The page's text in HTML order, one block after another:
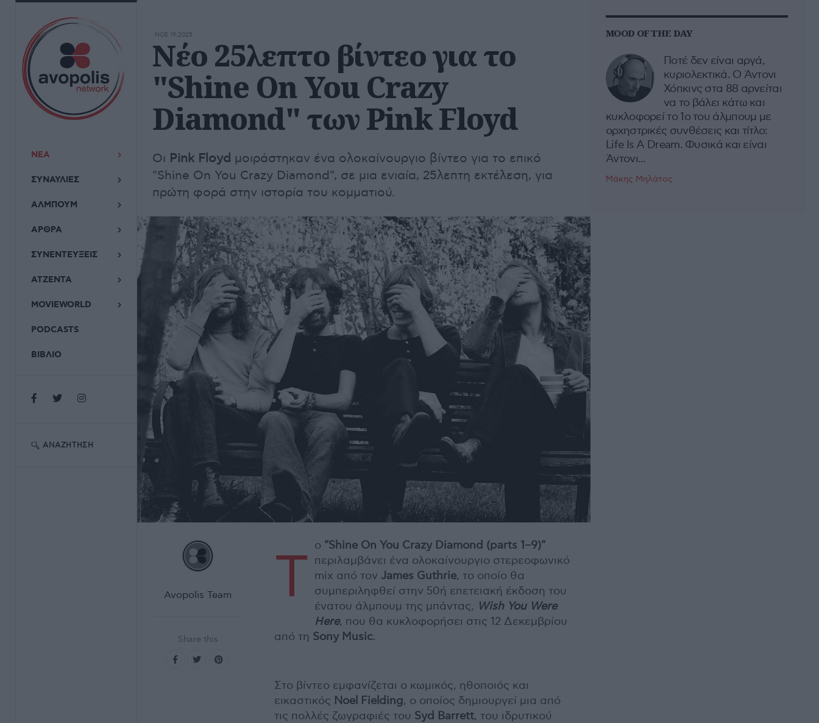
ΝΕΑ
ΣΥΝΑΥΛΙΕΣ
ΑΛΜΠΟΥΜ
ΑΡΘΡΑ
ΣΥΝΕΝΤΕΥΞΕΙΣ
ΑΤΖΕΝΤΑ
MOVIEWORLD
PODCASTS
ΒΙΒΛΙΟ
ΑΝΑΖΉΤΗΣΗ
ΝΟΕ 19,2025
Νέο 25λεπτο βίντεο για το
"Shine On You Crazy
Diamond" των Pink Floyd
Οι Pink Floyd μοιράστηκαν ένα ολοκαίνουργιο βίντεο για το επικό
"Shine On You Crazy Diamond", σε μια ενιαία, 25λεπτη εκτέλεση, για
πρώτη φορά στην ιστορία του κομματιού.
Avopolis Team
Share this
Τ ο "Shine On You Crazy Diamond (parts 1–9)"
περιλαμβάνει ένα ολοκαίνουργιο στερεοφωνικό
mix από τον James Guthrie, το οποίο θα
συμπεριληφθεί στην 50ή επετειακή έκδοση του
ένατου άλμπουμ της μπάντας, Wish You Were
Here, που θα κυκλοφορήσει στις 12 Δεκεμβρίου
από τη Sony Music.
Στο βίντεο εμφανίζεται ο κωμικός, ηθοποιός και
εικαστικός Noel Fielding, ο οποίος δημιουργεί μια από
τις πολλές ζωγραφιές του Syd Barrett, του ιδρυτικού
MOOD OF THE DAY
Ποτέ δεν είναι αργά,
κυριολεκτικά. Ο Άντονι
Χόπκινς στα 88 αρνείται
να το βάλει κάτω και
κυκλοφορεί το 1ο του άλμπουμ με
ορχηστρικές συνθέσεις και τίτλο:
Life Is A Dream. Φυσικά και είναι
Άντονι...
Μάκης Μηλάτος